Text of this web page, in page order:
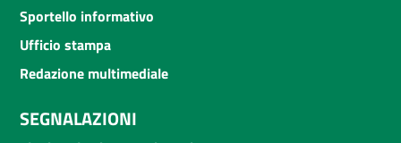
Sportello informativo
Ufficio stampa
Redazione multimediale
SEGNALAZIONI